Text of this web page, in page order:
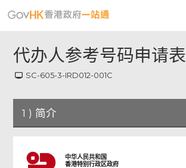
代办人参考号码申请表
SC-605-3-IRD012-001C
1 ) 简介
中华人民共和国
香港特别行政区政府